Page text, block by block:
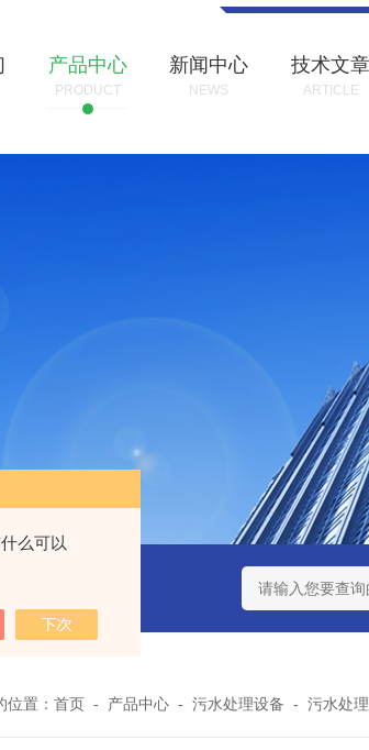
么可以
产品中心
PRODUCT
新闻中心
NEWS
技术文章
ARTICLE
周边传动半桥式
位置：首页 - 产品中心 -污水处理设备 -污水处